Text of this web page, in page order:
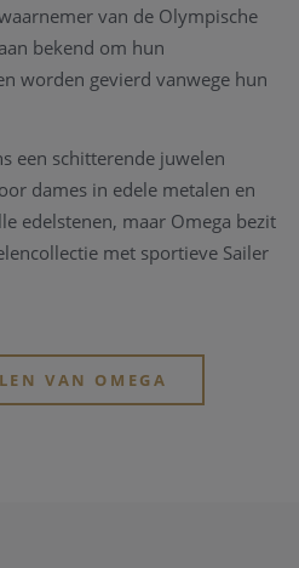
van de Olympische
bekend om hun
worden gevierd vanwege hun
een schitterende juwelen
dames in edele metalen en
edelstenen, maar Omega bezit
met sportieve Sailer
Omega juwelen collectie is
VAN OMEGA